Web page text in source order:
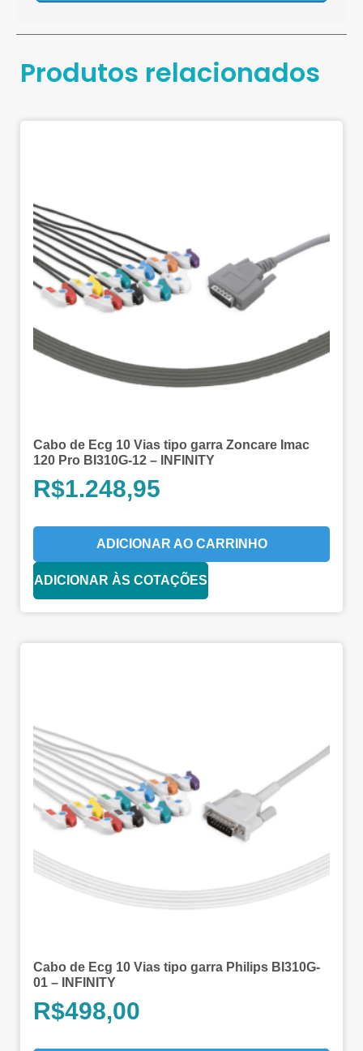
Produtos relacionados
Cabo de Ecg 10 Vias tipo garra Zoncare Imac
120 Pro BI310G-12 – INFINITY
R$1.248,95
ADICIONAR AO CARRINHO
ADICIONAR ÀS COTAÇÕES
Cabo de Ecg 10 Vias tipo garra Philips BI310G-
01 – INFINITY
R$498,00